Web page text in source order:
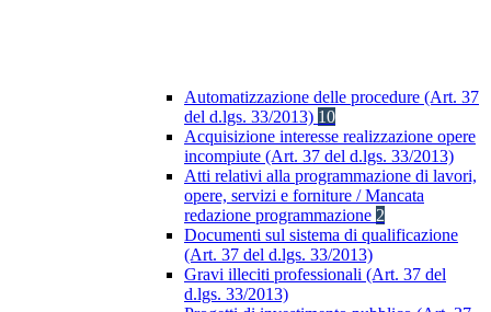
Automatizzazione delle procedure (Art. 37
del d.lgs. 33/2013) 10
Acquisizione interesse realizzazione opere
incompiute (Art. 37 del d.lgs. 33/2013)
Atti relativi alla programmazione di lavori,
opere, servizi e forniture / Mancata
redazione programmazione 2
Documenti sul sistema di qualificazione
(Art. 37 del d.lgs. 33/2013)
Gravi illeciti professionali (Art. 37 del
d.lgs. 33/2013)